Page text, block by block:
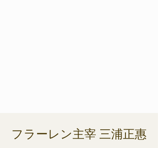
​フラーレン主宰 三浦正惠